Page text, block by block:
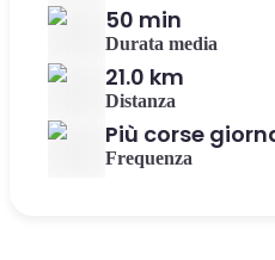
50 min
Durata media
21.0 km
Distanza
Più corse
Frequenza